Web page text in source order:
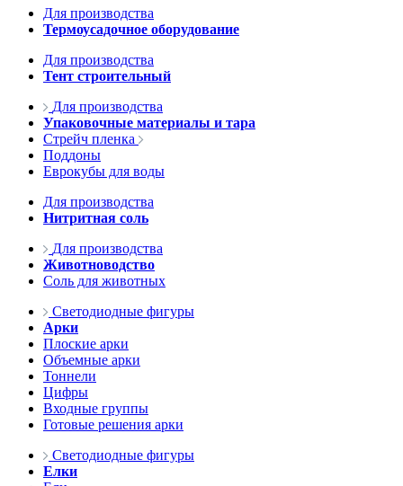
Для производства
Термоусадочное оборудование
Для производства
Тент строительный
Для производства
Упаковочные материалы и тара
Стрейч пленка
Поддоны
Еврокубы для воды
Для производства
Нитритная соль
Для производства
Животноводство
Соль для животных
Светодиодные фигуры
Арки
Плоские арки
Объемные арки
Тоннели
Цифры
Входные группы
Готовые решения арки
Светодиодные фигуры
Елки